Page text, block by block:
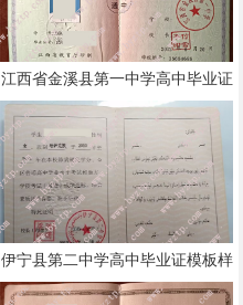
江西省金溪县第一中学高中毕业证
模板样本
伊宁县第二中学高中毕业证模板样
本